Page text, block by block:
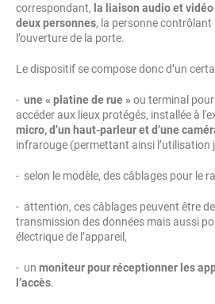
correspondant, la liaison audio et
deux personnes, la personne contrôlant
l’ouverture de la porte.
Le dispositif se compose donc d’un
- une « platine de rue »ou terminal
accéder aux lieux protégés, installée à
micro, d’un haut-parleur et d’une
infrarouge (permettant ainsi l’utilisation
- selon le modèle, des câblages pour le
- attention, ces câblages peuvent être
transmission des données mais aussi
électrique de l’appareil,
- un moniteur pour réceptionner les
l’accès.